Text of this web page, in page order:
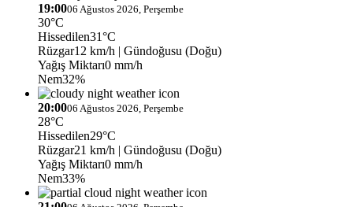
19:0006 Ağustos 2026, Perşembe
30°C
Hissedilen31°C
Rüzgar12 km/h | Gündoğusu (Doğu)
Yağış Miktarı0 mm/h
Nem32%
20:0006 Ağustos 2026, Perşembe
28°C
Hissedilen29°C
Rüzgar21 km/h | Gündoğusu (Doğu)
Yağış Miktarı0 mm/h
Nem33%